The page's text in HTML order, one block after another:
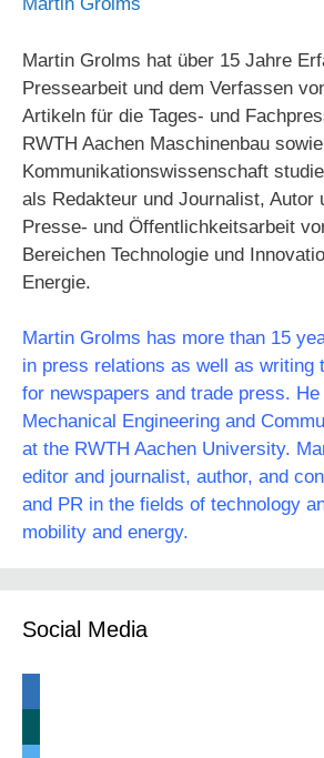
Martin Grolms hat über 15 Jahre
Pressearbeit und dem Verfassen
Artikeln für die Tages- und
RWTH Aachen Maschinenbau sowie
Kommunikationswissenschaft
als Redakteur und Journalist, Autor
Presse- und Öffentlichkeitsarbeit
Bereichen Technologie und
Energie.
Martin Grolms has more than 15
in press relations as well as writing
for newspapers and trade press.
Mechanical Engineering and
at the RWTH Aachen University.
editor and journalist, author, and
and PR in the fields of technology
mobility and energy.
Social Media